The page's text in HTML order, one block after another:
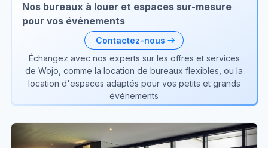
Nos bureaux à louer et espaces sur-mesure
pour vos événements
Contactez-nous
Échangez avec nos experts sur les offres et services
de Wojo, comme la location de bureaux flexibles, ou la
location d'espaces adaptés pour vos petits et grands
événements